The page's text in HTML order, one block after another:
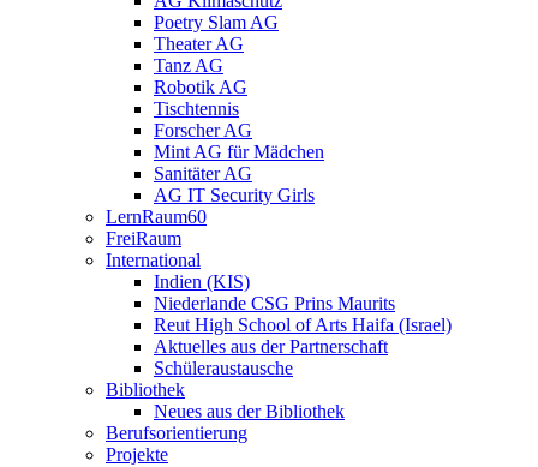
Poetry Slam AG
Theater AG
Tanz AG
Robotik AG
Tischtennis
Forscher AG
Mint AG für Mädchen
Sanitäter AG
AG IT Security Girls
LernRaum60
FreiRaum
International
Indien (KIS)
Niederlande CSG Prins Maurits
Reut High School of Arts Haifa (Israel)
Aktuelles aus der Partnerschaft
Schüleraustausche
Bibliothek
Neues aus der Bibliothek
Berufsorientierung
Projekte